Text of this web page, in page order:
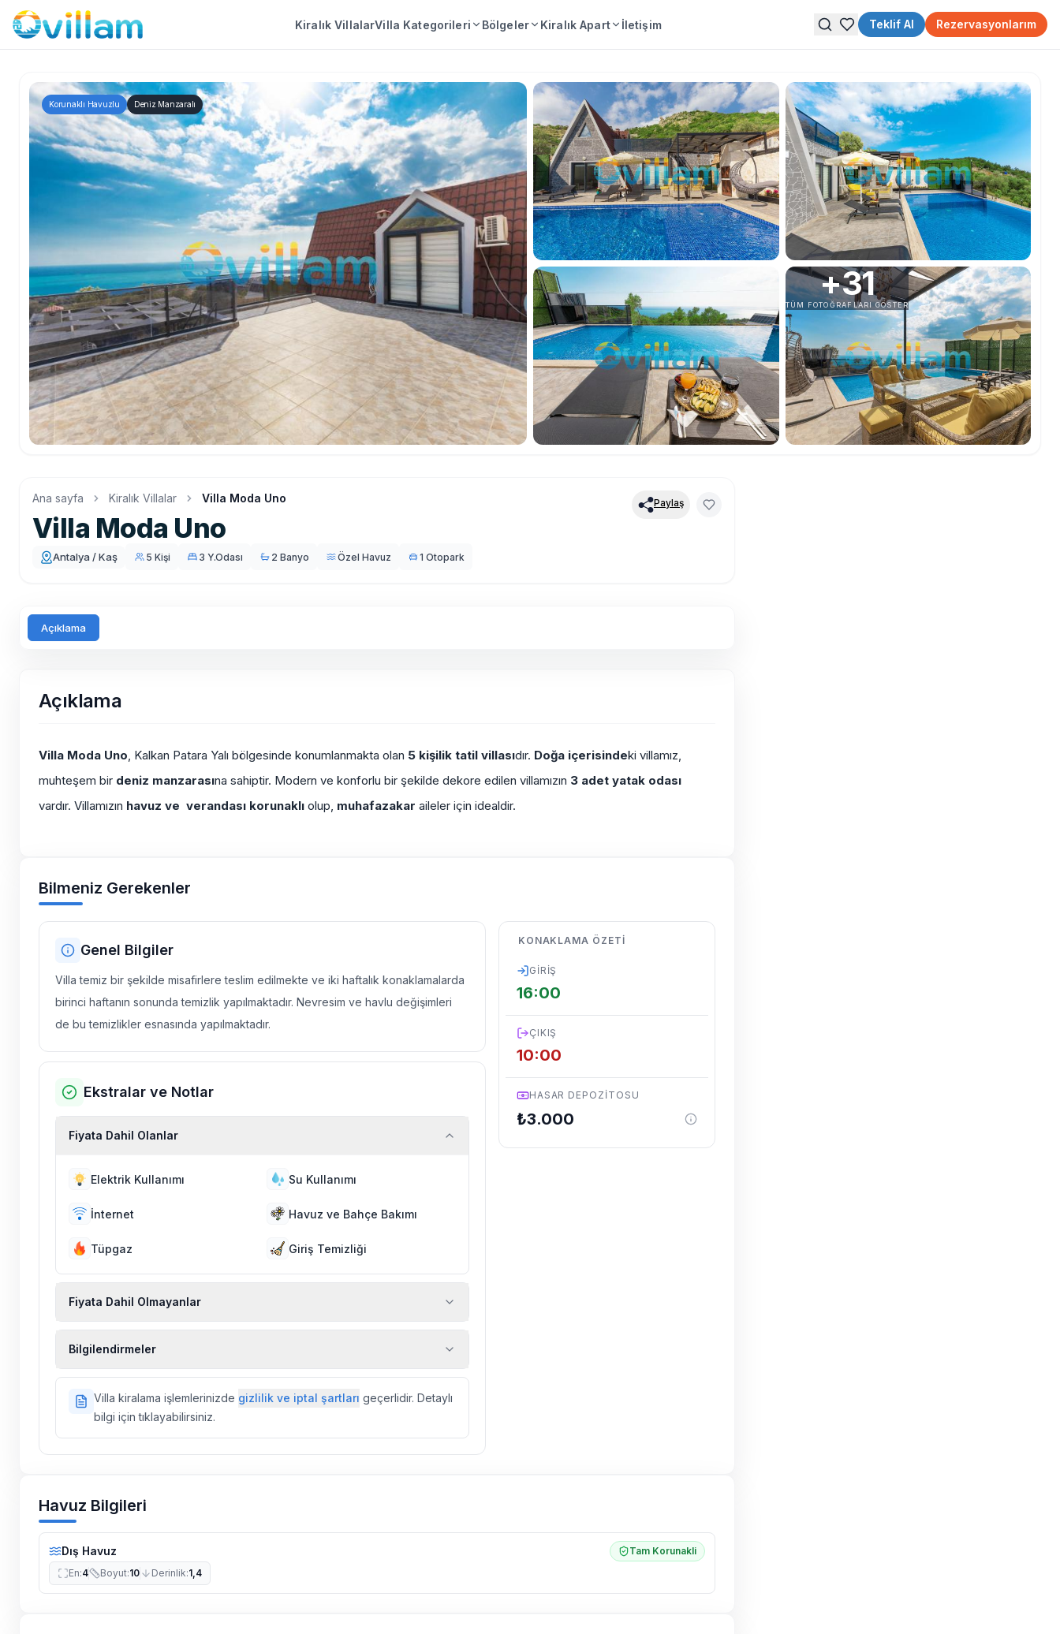
Kiralık VillalarVilla Kategorileri Bölgeler Kiralık Apart İletişim Teklif Al Rezervasyonlarım
Korunaklı Havuzlu Deniz Manzaralı
+31
TÜM FOTOĞRAFLARI GÖSTER
Ana sayfa Kiralık Villalar Villa Moda Uno
Villa Moda Uno
Paylaş
Antalya / Kaş 5 Kişi 3 Y.Odası 2 Banyo Özel Havuz 1 Otopark
Açıklama
Açıklama
Villa Moda Uno, Kalkan Patara Yalı bölgesinde konumlanmakta olan 5 kişilik tatil villasıdır. Doğa içerisindeki villamız,
muhteşem bir deniz manzarasına sahiptir. Modern ve konforlu bir şekilde dekore edilen villamızın 3 adet yatak odası
vardır. Villamızın havuz ve verandası korunaklı olup, muhafazakar aileler için idealdir.
Bilmeniz Gerekenler
Genel Bilgiler
Villa temiz bir şekilde misafirlere teslim edilmekte ve iki haftalık konaklamalarda
birinci haftanın sonunda temizlik yapılmaktadır. Nevresim ve havlu değişimleri
de bu temizlikler esnasında yapılmaktadır.
Ekstralar ve Notlar
Fiyata Dahil Olanlar
Elektrik Kullanımı Su Kullanımı
İnternet Havuz ve Bahçe Bakımı
Tüpgaz Giriş Temizliği
Fiyata Dahil Olmayanlar
Bilgilendirmeler
ilaçlama yapılmaktadır. Buna rağmen çevrede kelebek, böcek, sinek
vs. bulunma ihtimali vardır.
Villalarımızın bulunmuş olduğu bölgelerde dönemsel olarak altyapı
Villa kiralama işlemlerinizde gizlilik ve iptal şartları geçerlidir. Detaylı
bilgi için tıklayabilirsiniz.
KONAKLAMA ÖZETI
GIRIŞ
16:00
ÇIKIŞ
10:00
HASAR DEPOZITOSU
₺3.000
Havuz Bilgileri
Dış Havuz
Tam Korunakli
En:4 Boyut:10 Derinlik:1,4